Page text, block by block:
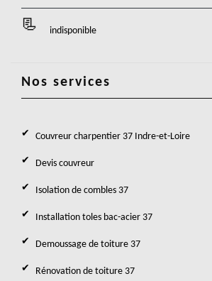
indisponible
Nos services
Couvreur charpentier 37 Indre-et-Loire
Devis couvreur
Isolation de combles 37
Installation toles bac-acier 37
Demoussage de toiture 37
Rénovation de toiture 37